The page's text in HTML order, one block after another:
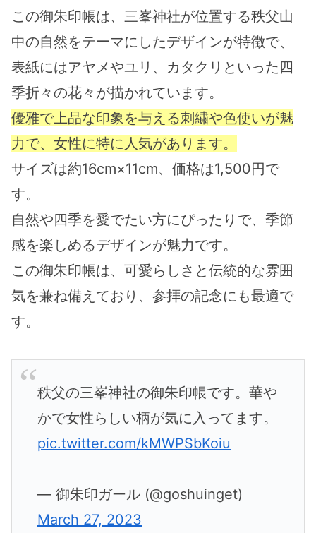
この御朱印帳は、三峯神社が位置する秩父山
中の自然をテーマにしたデザインが特徴で、
表紙にはアヤメやユリ、カタクリといった四
季折々の花々が描かれています。
優雅で上品な印象を与える刺繍や色使いが魅
力で、女性に特に人気があります。
サイズは約16cm×11cm、価格は1,500円で
す。
自然や四季を愛でたい方にぴったりで、季節
感を楽しめるデザインが魅力です。
この御朱印帳は、可愛らしさと伝統的な雰囲
気を兼ね備えており、参拝の記念にも最適で
す。
秩父の三峯神社の御朱印帳です。華や
かで女性らしい柄が気に入ってます。
pic.twitter.com/kMWPSbKoiu
— 御朱印ガール (@goshuinget)
March 27, 2023